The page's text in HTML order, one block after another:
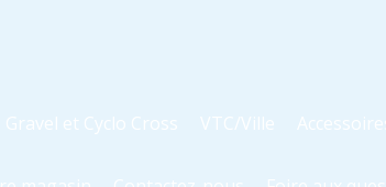
Gravel et Cyclo Cross VTC/Ville